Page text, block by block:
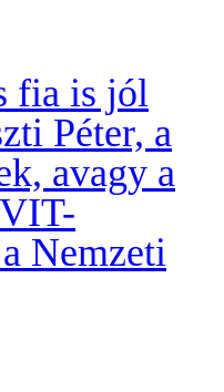
fia is jól
Péter, a
avagy a
Nemzeti